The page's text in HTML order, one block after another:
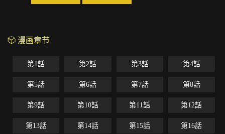
漫画章节
第1話 第2話 第3話 第4話
第5話 第6話 第7話 第8話
第9話 第10話 第11話 第12話
第13話 第14話 第15話 第16話